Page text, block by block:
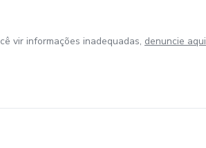
vir informações inadequadas, denuncie aqui